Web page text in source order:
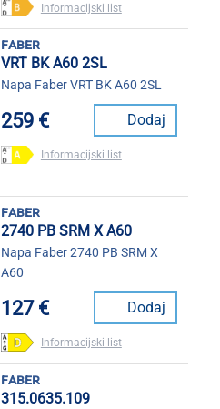
Informacijski list
faber
VRT BK A60 2SL
Napa Faber VRT BK A60 2SL
259 € Dodaj
Informacijski list
faber
2740 PB SRM X A60
Napa Faber 2740 PB SRM X
A60
127 € Dodaj
Informacijski list
faber
315.0635.109